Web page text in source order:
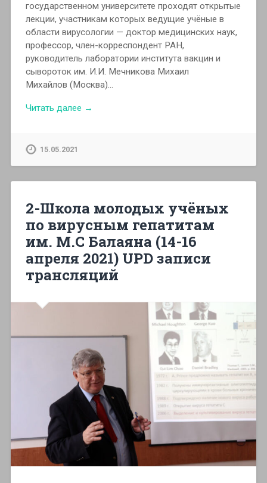
государственном университете проходят открытые
лекции, участникам которых ведущие учёные в
области вирусологии — доктор медицинских наук,
профессор, член-корреспондент РАН,
руководитель лаборатории института вакцин и
сывороток им. И.И. Мечникова Михаил
Михайлов (Москва)…
Читать далее →
15.05.2021
2-Школа молодых учёных
по вирусным гепатитам
им. М.С Балаяна (14-16
апреля 2021) UPD записи
трансляций